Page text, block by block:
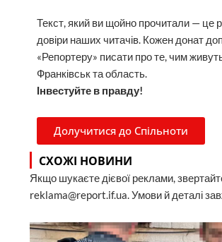
Текст, який ви щойно прочитали — це
довіри наших читачів. Кожен донат
«Репортеру» писати про те, чим
Франківськ та область.
Інвестуйте в правду!
Долучитися до Спільноти
СХОЖІ НОВИНИ
Якщо шукаєте дієвої реклами,
reklama@report.if.ua. Умови й деталі